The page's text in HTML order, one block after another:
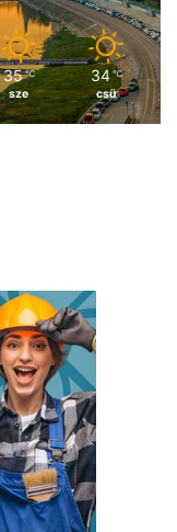
35 ℃
sze
34 ℃
csü